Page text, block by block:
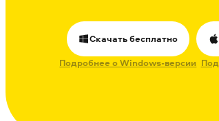
Скачать бесплатно
Подробнее о Windows-версии